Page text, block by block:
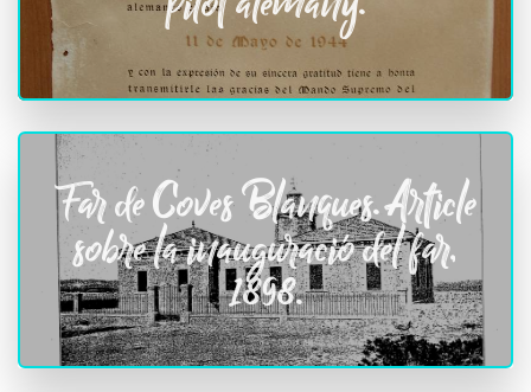
Far de Coves Blanques. Article
sobre la inauguració del far,
1898.